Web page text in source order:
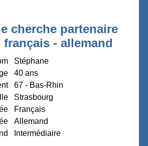
cherche partenaire
français - allemand
Stéphane
40 ans
67 - Bas-Rhin
Strasbourg
Français
Allemand
Intermédiaire